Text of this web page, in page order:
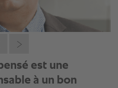
changer, il s'agit
solution pour le